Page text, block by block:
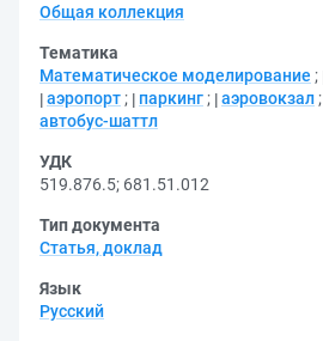
Общая коллекция
Тематика
Математическое моделирование ;
аэропорт ; паркинг ; аэровокзал ;
автобус-шаттл
УДК
519.876.5; 681.51.012
Тип документа
Статья, доклад
Язык
Русский